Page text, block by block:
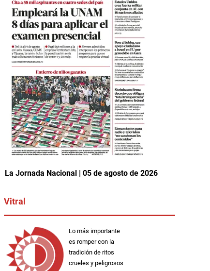
La Jornada Nacional | 05 de agosto de 2026
Vitral
Lo más importante
es romper con la
tradición de ritos
crueles y peligrosos